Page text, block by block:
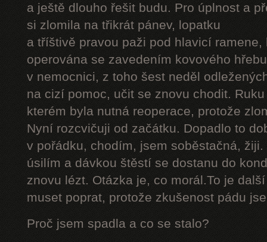
a ještě dlouho řešit budu. Pro úplnost a
si zlomila na třikrát pánev, lopatku
a tříštivě pravou paži pod hlavicí ramene,
operována se zavedením kovového
v nemocnici, z toho šest neděl
na cizí pomoc, učit se znovu chodit.
kterém byla nutná reoperace, protože
Nyní rozcvičuji od začátku. Dopadlo to
v pořádku, chodím, jsem soběstačná,
úsilím a dávkou štěstí se dostanu do
znovu lézt. Otázka je, co morál.To je
muset poprat, protože zkušenost pádu
Proč jsem spadla a co se stalo?